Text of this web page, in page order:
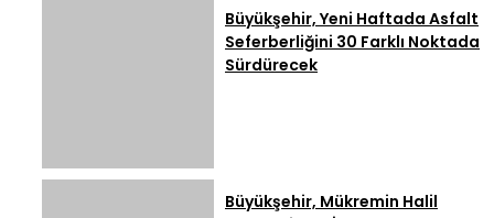
Büyükşehir, Yeni Haftada Asfalt
Seferberliğini 30 Farklı Noktada
Sürdürecek
Büyükşehir, Mükremin Halil